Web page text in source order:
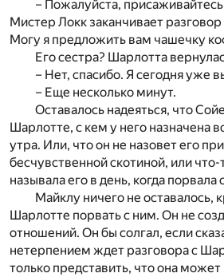
– Пожалуйста,
Мистер Локк заканчивает разговор
Могу я предложить вам чашечку
Его сестра? Шарлотта
– Нет, спасибо. Я сегодня уже
– Еще несколько минут.
Оставалось надеяться, что
Шарлотте, с кем у него назначена
утра. Или, что он не назовет его
бесчувственной скотиной, или что-
называла его в день, когда порвала
Майклу ничего не оставалось,
Шарлотте порвать с ним. Он не
отношений. Он бы солгал, если
нетерпением ждет разговора с
только представить, что она может